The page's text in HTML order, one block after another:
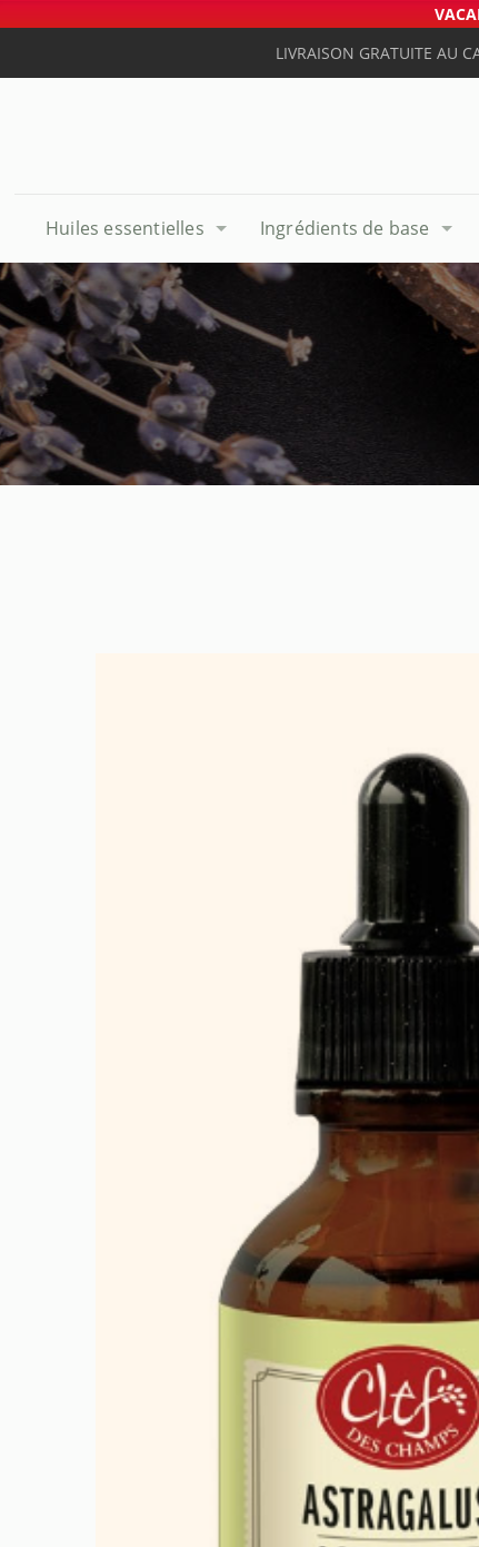
LIVRAISON GRATUITE AU
Huiles essentielles Ingrédients de base